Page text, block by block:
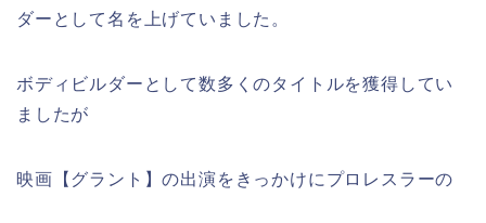
ダーとして名を上げていました。
ボディビルダーとして数多くのタイトルを獲得してい
ましたが
映画【グラント】の出演をきっかけにプロレスラーの